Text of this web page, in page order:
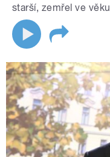
starší, zemřel ve